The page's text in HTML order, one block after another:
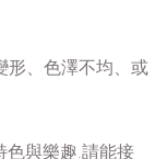
形、色澤不均、或